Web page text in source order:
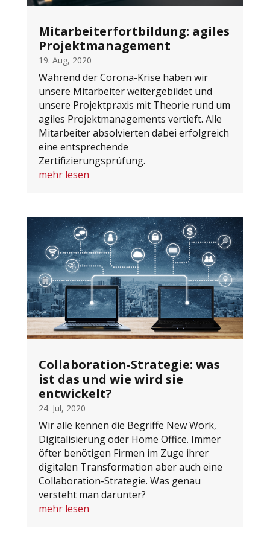
Mitarbeiterfortbildung: agiles
Projektmanagement
19. Aug, 2020
Während der Corona-Krise haben wir
unsere Mitarbeiter weitergebildet und
unsere Projektpraxis mit Theorie rund um
agiles Projektmanagements vertieft. Alle
Mitarbeiter absolvierten dabei erfolgreich
eine entsprechende
Zertifizierungsprüfung.
mehr lesen
Collaboration-Strategie: was
ist das und wie wird sie
entwickelt?
24. Jul, 2020
Wir alle kennen die Begriffe New Work,
Digitalisierung oder Home Office. Immer
öfter benötigen Firmen im Zuge ihrer
digitalen Transformation aber auch eine
Collaboration-Strategie. Was genau
versteht man darunter?
mehr lesen